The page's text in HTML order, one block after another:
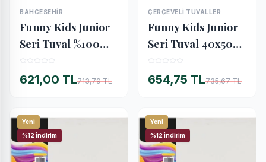
BAHCESEHİR
Funny Kids Junior
Seri Tuval %100
(16502)
621,00 TL713,79 TL
ÇERÇEVELI TUVALLER
Funny Kids Junior
Seri Tuval 40x50
654,75 TL735,67 TL
Yeni
%12 İndirim
Yeni
%12 İndirim